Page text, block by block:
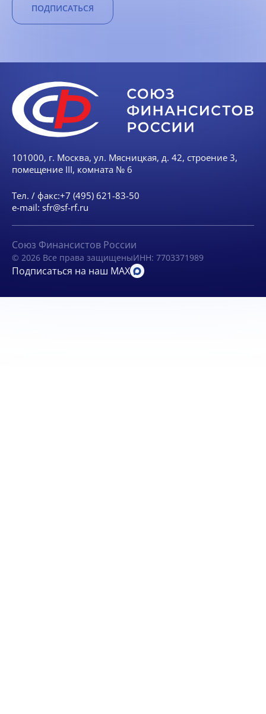
ПОДПИСАТЬСЯ
101000, г. Москва, ул. Мясницкая, д. 42, строение 3,
помещение III, комната № 6
Тел. / факс:+7 (495) 621-83-50
e-mail: sfr@sf-rf.ru
Союз Финансистов России
© 2026 Все права защищеныИНН: 7703371989
Подписаться на наш MAX